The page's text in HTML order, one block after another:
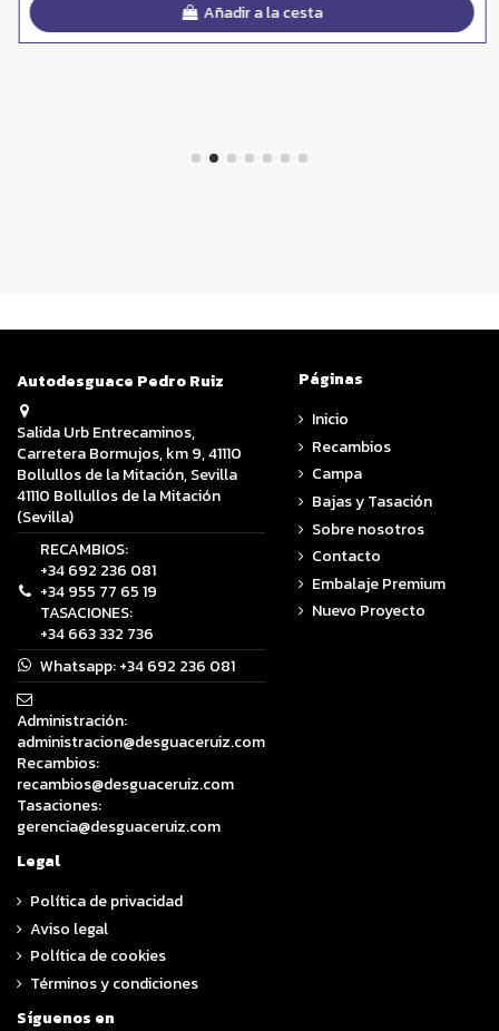
Añadir a la cesta
Autodesguace Pedro Ruiz
Salida Urb Entrecaminos,
Carretera Bormujos, km 9, 41110
Bollullos de la Mitación, Sevilla
41110 Bollullos de la Mitación
(Sevilla)
RECAMBIOS:
+34 692 236 081
+34 955 77 65 19
TASACIONES:
+34 663 332 736
Whatsapp:+34 692 236 081
Administración:
administracion@desguaceruiz.com
Recambios:
recambios@desguaceruiz.com
Tasaciones:
gerencia@desguaceruiz.com
Páginas
Inicio
Recambios
Campa
Bajas y Tasación
Sobre nosotros
Contacto
Embalaje Premium
Nuevo Proyecto
Legal
Política de privacidad
Aviso legal
Política de cookies
Términos y condiciones
Síguenos en